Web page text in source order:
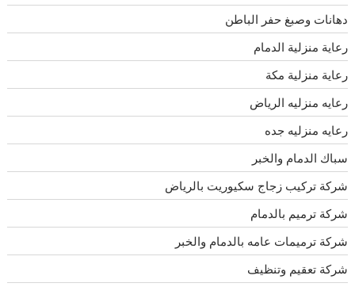
دهانات وصبغ حفر الباطن
رعاية منزلية الدمام
رعاية منزلية مكة
رعايه منزليه الرياض
رعايه منزليه جده
سباك الدمام والخبر
شركة تركيب زجاج سكيوريت بالرياض
شركة ترميم بالدمام
شركة ترميمات عامه بالدمام والخبر
شركة تعقيم وتنظيف